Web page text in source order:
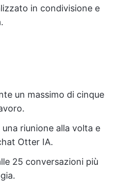
in condivisione e
un massimo di cinque
riunione alla volta e
Otter IA.
25 conversazioni più